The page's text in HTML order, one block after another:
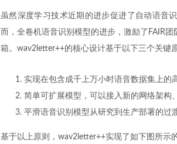
虽然深度学习技术近期的进步促进了自动语音
而，全卷机语音识别模型的进步，激励了FAIR
箱。wav2letter++的核心设计基于以下三个关键
实现在包含成千上万小时语音数据集上的
简单可扩展模型，可以接入新的网络架构
平滑语音识别模型从研究到生产部署的过
基于以上原则，wav2letter++实现了如下图所示